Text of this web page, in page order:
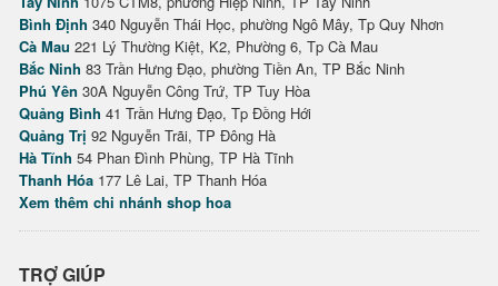
Bình Định 340 Nguyễn Thái Học, phường Ngô Mây, Tp Quy Nhơn
Cà Mau 221 Lý Thường Kiệt, K2, Phường 6, Tp Cà Mau
Bắc Ninh 83 Trần Hưng Đạo, phường Tiền An, TP Bắc Ninh
Phú Yên 30A Nguyễn Công Trứ, TP Tuy Hòa
Quảng Bình 41 Trần Hưng Đạo, Tp Đồng Hới
Quảng Trị 92 Nguyễn Trãi, TP Đông Hà
Hà Tĩnh 54 Phan Đình Phùng, TP Hà Tĩnh
Thanh Hóa 177 Lê Lai, TP Thanh Hóa
Xem thêm chi nhánh shop hoa
TRỢ GIÚP